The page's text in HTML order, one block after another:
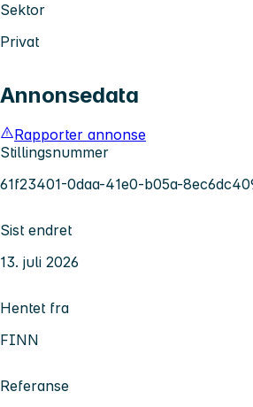
Sektor
Privat
Annonsedata
Rapporter annonse
Stillingsnummer
61f23401-0daa-41e0-b05a-
Sist endret
13. juli 2026
Hentet fra
FINN
Referanse